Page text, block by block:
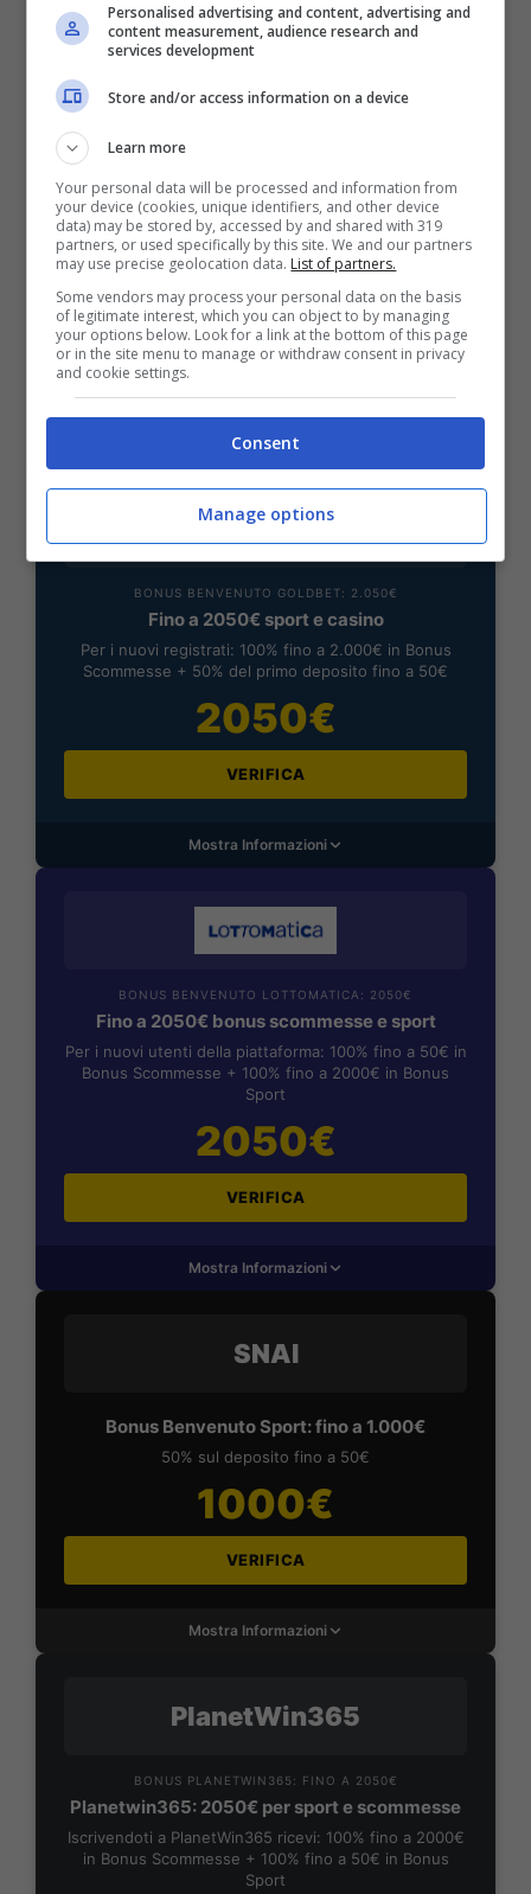
Bonus 50€ SENZA deposito + fino a 50€ di
rimborso
Bonus 50€ senza deposito sport + fino a 50€ di
bonus rimborso sul primo deposito
200€
Mostra Informazioni
BONUS BENVENUTO GOLDBET: 2.050€
Fino a 2050€ sport e casino
Per i nuovi registrati: 100% fino a 2.000€ in Bonus
Scommesse + 50% del primo deposito fino a 50€
2050€
VERIFICA
Mostra Informazioni
BONUS BENVENUTO LOTTOMATICA: 2050€
Fino a 2050€ bonus scommesse e sport
Per i nuovi utenti della piattaforma: 100% fino a 50€ in
Bonus Scommesse + 100% fino a 2000€ in Bonus
Sport
2050€
VERIFICA
Mostra Informazioni
SNAI
Bonus Benvenuto Sport: fino a 1.000€
50% sul deposito fino a 50€
1000€
VERIFICA
Mostra Informazioni
PlanetWin365
BONUS PLANETWIN365: FINO A 2050€
Planetwin365: 2050€ per sport e scommesse
Iscrivendoti a PlanetWin365 ricevi: 100% fino a 2000€
in Bonus Scommesse + 100% fino a 50€ in Bonus
Sport
Personalised advertising and content, advertising and
content measurement, audience research and
services development
Store and/or access information on a device
Learn more
Your personal data will be processed and information from
your device (cookies, unique identifiers, and other device
data) may be stored by, accessed by and shared with 319
partners, or used specifically by this site. We and our partners
may use precise geolocation data. List of partners.
Some vendors may process your personal data on the basis
of legitimate interest, which you can object to by managing
your options below. Look for a link at the bottom of this page
or in the site menu to manage or withdraw consent in privacy
and cookie settings.
Consent
Manage options